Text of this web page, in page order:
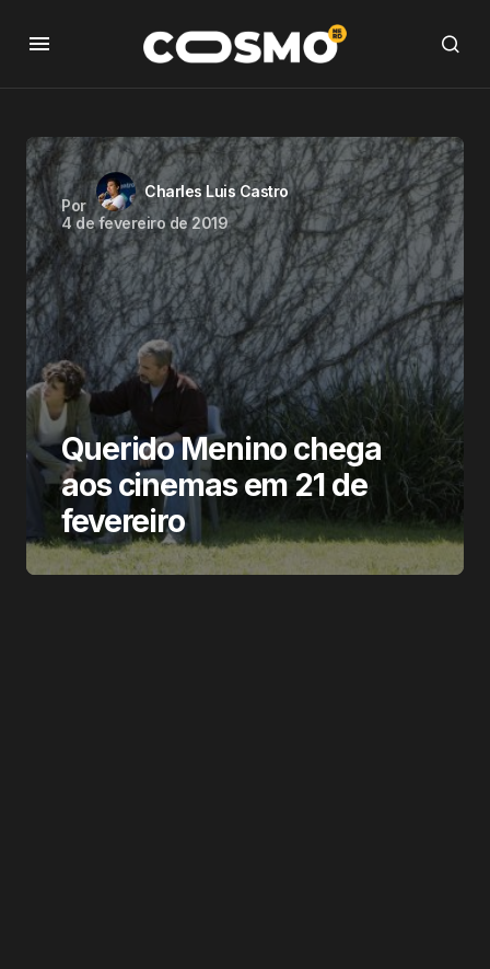
Por
Charles Luis Castro
4 de fevereiro de 2019
Querido Menino chega
aos cinemas em 21 de
fevereiro